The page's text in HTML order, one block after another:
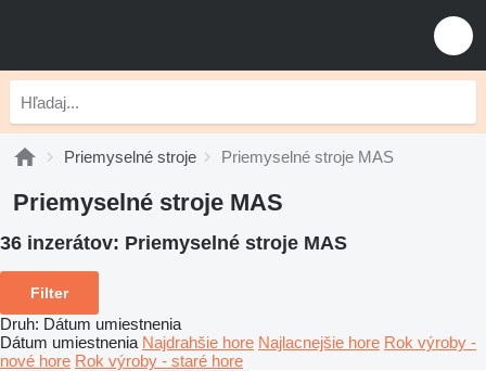
Priemyselné stroje Priemyselné stroje MAS
Priemyselné stroje MAS
36 inzerátov: Priemyselné stroje MAS
Filter
Druh: Dátum umiestnenia
Dátum umiestnenia Najdrahšie hore Najlacnejšie hore Rok výroby -
nové hore Rok výroby - staré hore